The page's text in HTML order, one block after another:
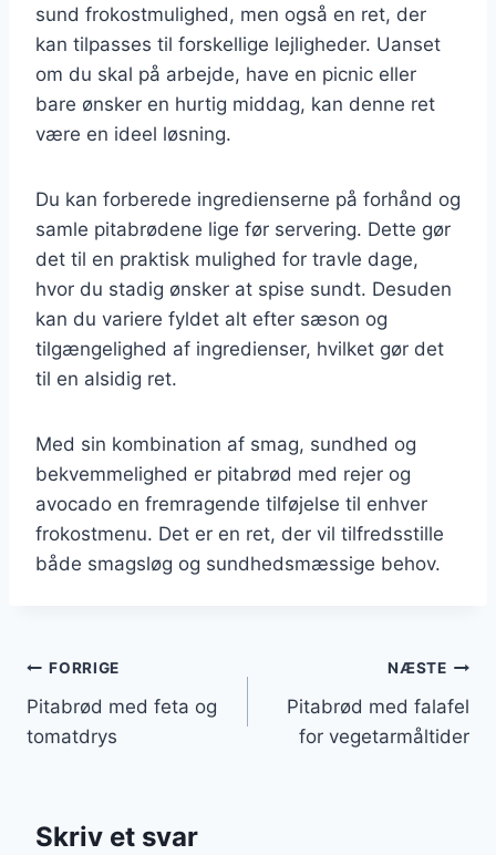
sund frokostmulighed, men også en ret, der
kan tilpasses til forskellige lejligheder. Uanset
om du skal på arbejde, have en picnic eller
bare ønsker en hurtig middag, kan denne ret
være en ideel løsning.
Du kan forberede ingredienserne på forhånd og
samle pitabrødene lige før servering. Dette gør
det til en praktisk mulighed for travle dage,
hvor du stadig ønsker at spise sundt. Desuden
kan du variere fyldet alt efter sæson og
tilgængelighed af ingredienser, hvilket gør det
til en alsidig ret.
Med sin kombination af smag, sundhed og
bekvemmelighed er pitabrød med rejer og
avocado en fremragende tilføjelse til enhver
frokostmenu. Det er en ret, der vil tilfredsstille
både smagsløg og sundhedsmæssige behov.
Indlægsnavigation
FORRIGE
Pitabrød med feta og
tomatdrys
NÆSTE
Pitabrød med falafel
for vegetarmåltider
Skriv et svar